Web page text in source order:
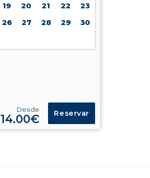
19 20 21 22
23
26 27 28 29
30
Desde
14.00€ Reservar